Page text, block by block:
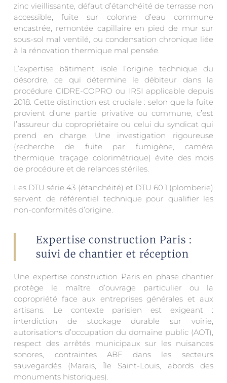
zinc vieillissante, défaut d’étanchéité de terrasse non
accessible, fuite sur colonne d’eau commune
encastrée, remontée capillaire en pied de mur sur
sous-sol mal ventilé, ou condensation chronique liée
à la rénovation thermique mal pensée.
L’expertise bâtiment isole l’origine technique du
désordre, ce qui détermine le débiteur dans la
procédure CIDRE-COPRO ou IRSI applicable depuis
2018. Cette distinction est cruciale : selon que la fuite
provient d’une partie privative ou commune, c’est
l’assureur du copropriétaire ou celui du syndicat qui
prend en charge. Une investigation rigoureuse
(recherche de fuite par fumigène, caméra
thermique, traçage colorimétrique) évite des mois
de procédure et de relances stériles.
Les DTU série 43 (étanchéité) et DTU 60.1 (plomberie)
servent de référentiel technique pour qualifier les
non-conformités d’origine.
Expertise construction Paris :
suivi de chantier et réception
Une expertise construction Paris en phase chantier
protège le maître d’ouvrage particulier ou la
copropriété face aux entreprises générales et aux
artisans. Le contexte parisien est exigeant :
interdiction de stockage durable sur voirie,
autorisations d’occupation du domaine public (AOT),
respect des arrêtés municipaux sur les nuisances
sonores, contraintes ABF dans les secteurs
sauvegardés (Marais, Île Saint-Louis, abords des
monuments historiques).